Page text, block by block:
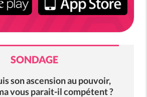
SONDAGE
son ascension au pouvoir,
vous parait-il compétent ?